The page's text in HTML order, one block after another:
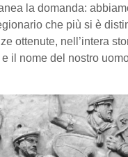
la domanda:
che più si è
ottenute, nell’intera
il nome del nostro